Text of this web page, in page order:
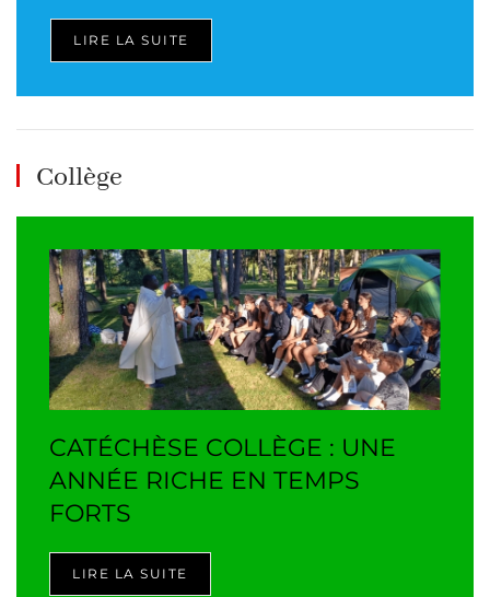
LIRE LA SUITE
Collège
CATÉCHÈSE COLLÈGE : UNE
ANNÉE RICHE EN TEMPS
FORTS
LIRE LA SUITE